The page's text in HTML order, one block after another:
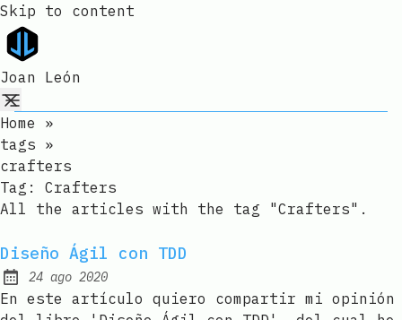
Skip to content
Joan León
Home
»
tags »
crafters
Tag: Crafters
All the articles with the tag "Crafters".
Diseño Ágil con TDD
Published:
24 ago 2020
En este artículo quiero compartir mi opinión